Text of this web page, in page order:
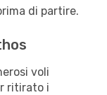
di partire.
voli
ritirato i